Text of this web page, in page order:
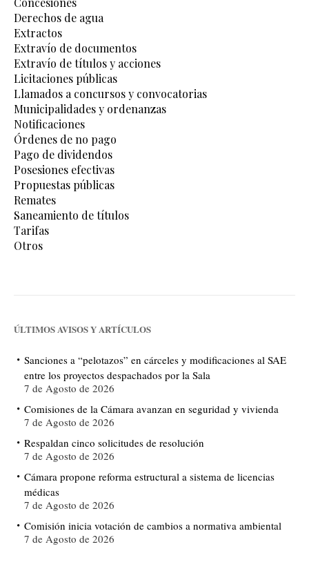
Derechos de agua
Extractos
Extravío de documentos
Extravío de títulos y acciones
Licitaciones públicas
Llamados a concursos y convocatorias
Municipalidades y ordenanzas
Notificaciones
Órdenes de no pago
Pago de dividendos
Posesiones efectivas
Propuestas públicas
Remates
Saneamiento de títulos
Tarifas
Otros
ÚLTIMOS AVISOS Y ARTÍCULOS
Sanciones a “pelotazos” en cárceles y modificaciones al SAE
entre los proyectos despachados por la Sala
7 de Agosto de 2026
Comisiones de la Cámara avanzan en seguridad y vivienda
7 de Agosto de 2026
Respaldan cinco solicitudes de resolución
7 de Agosto de 2026
Cámara propone reforma estructural a sistema de licencias
médicas
7 de Agosto de 2026
Comisión inicia votación de cambios a normativa ambiental
7 de Agosto de 2026